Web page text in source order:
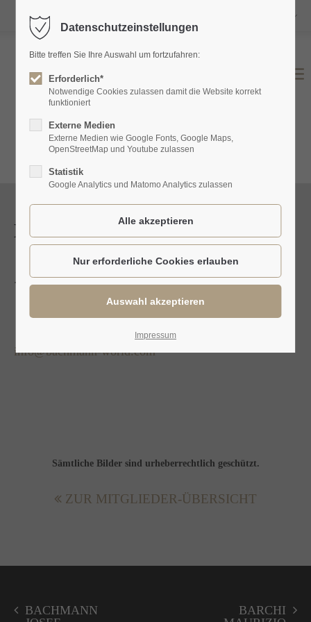
Login
Benutzername
Passwort
Support
Lorem ipsum dolor sit amet:
Mon - Fri 8:00am - 5:00pm(GMT +1)
Get in touch
Bachmann Rudolf
.
info@bachmann-world.com
Sämtliche Bilder sind urheberrechtlich geschützt.
ZUR MITGLIEDER-ÜBERSICHT
BACHMANN
BARCHI
Datenschutzeinstellungen
Bitte treffen Sie Ihre Auswahl um fortzufahren:
Erforderlich*
Notwendige Cookies zulassen damit die Website korrekt
funktioniert
Externe Medien
Externe Medien wie Google Fonts, Google Maps,
OpenStreetMap und Youtube zulassen
Statistik
Google Analytics und Matomo Analytics zulassen
Impressum